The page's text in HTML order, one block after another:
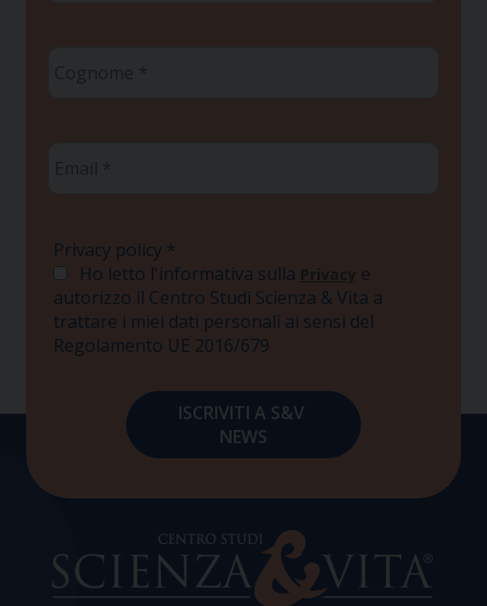
Privacy policy *
Ho letto l'informativa sulla Privacy e
autorizzo il Centro Studi Scienza & Vita a
trattare i miei dati personali ai sensi del
Regolamento UE 2016/679